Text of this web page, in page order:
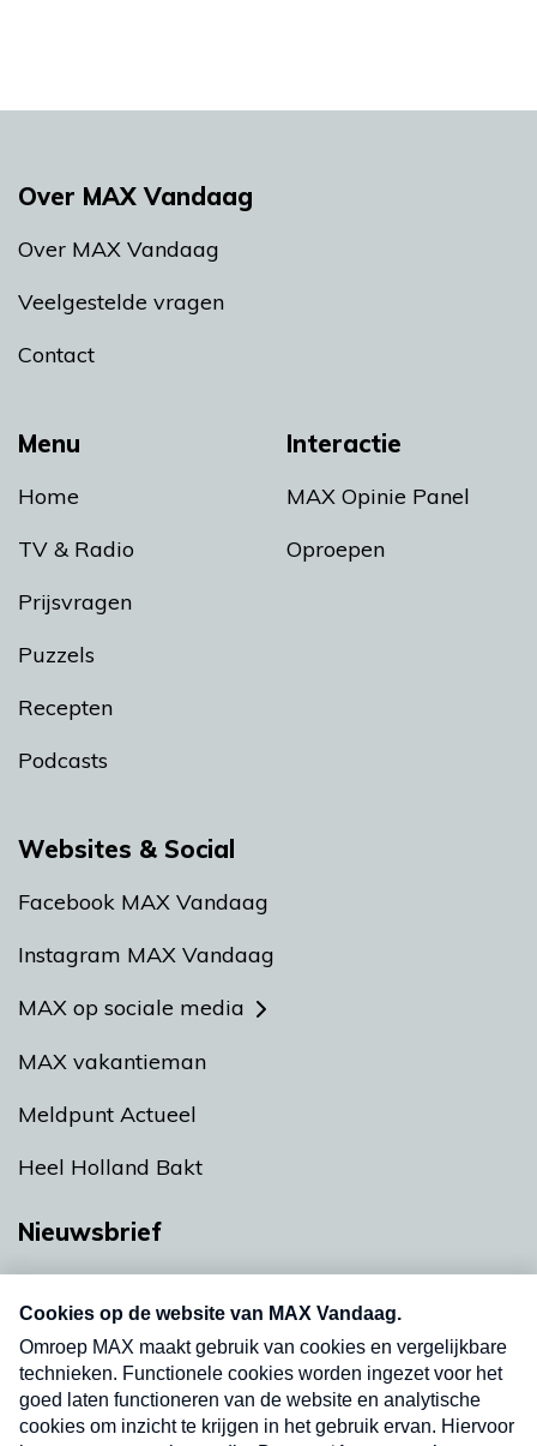
Menu
Home
TV & Radio
Prijsvragen
Puzzels
Recepten
Podcasts
Interactie
MAX Opinie Panel
Oproepen
Over MAX Vandaag
Over MAX Vandaag
Veelgestelde vragen
Contact
Websites & Social
Facebook MAX Vandaag
Instagram MAX Vandaag
MAX op sociale media
MAX vakantieman
Meldpunt Actueel
Heel Holland Bakt
Nieuwsbrief
nieuwsbrief. Elke vrijdag- en dinsdagochtend in
uw mailbox.
Verzend